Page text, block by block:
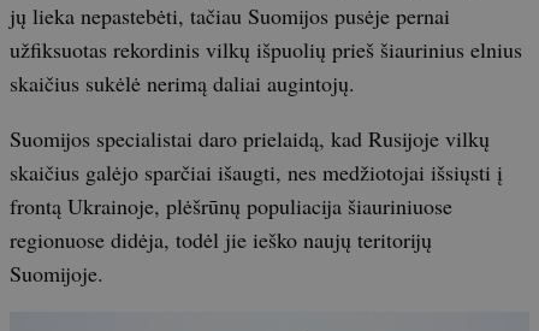
jų lieka nepastebėti, tačiau Suomijos pusėje pernai
užfiksuotas rekordinis vilkų išpuolių prieš šiaurinius elnius
skaičius sukėlė nerimą daliai augintojų.
Suomijos specialistai daro prielaidą, kad Rusijoje vilkų
skaičius galėjo sparčiai išaugti, nes medžiotojai išsiųsti į
frontą Ukrainoje, plėšrūnų populiacija šiauriniuose
regionuose didėja, todėl jie ieško naujų teritorijų
Suomijoje.